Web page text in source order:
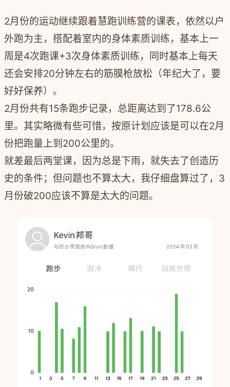
2月份的运动继续跟着慧跑训练营的课表，依然以户
外跑为主，搭配着室内的身体素质训练，基本上一
周是4次跑课+3次身体素质训练，同时基本上每天
还会安排20分钟左右的筋膜枪放松（年纪大了，要
好好保养）。
2月份共有15条跑步记录，总距离达到了178.6公
里。其实略微有些可惜，按原计划应该是可以在2月
份把跑量上到200公里的。
就差最后两堂课，因为总是下雨，就失去了创造历
史的条件；但问题也不算太大，我仔细盘算过了，3
月份破200应该不算是太大的问题。